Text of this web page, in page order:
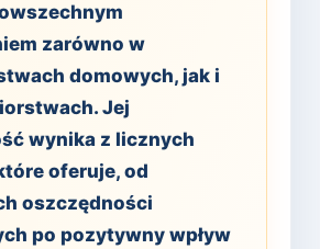
zarówno w
domowych, jak i
Jej
wynika z licznych
oferuje, od
oszczędności
po pozytywny wpływ